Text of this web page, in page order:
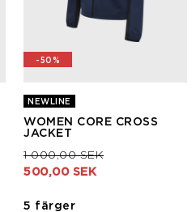
-50%
NEWLINE
WOMEN CORE CROSS
JACKET
Pris nedsatt från
1 000,00 SEKtill
500,00 SEK
5 färger